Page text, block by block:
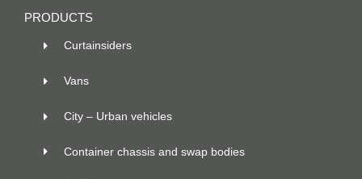
PRODUCTS
Curtainsiders
Vans
City – Urban vehicles
Container chassis and swap bodies